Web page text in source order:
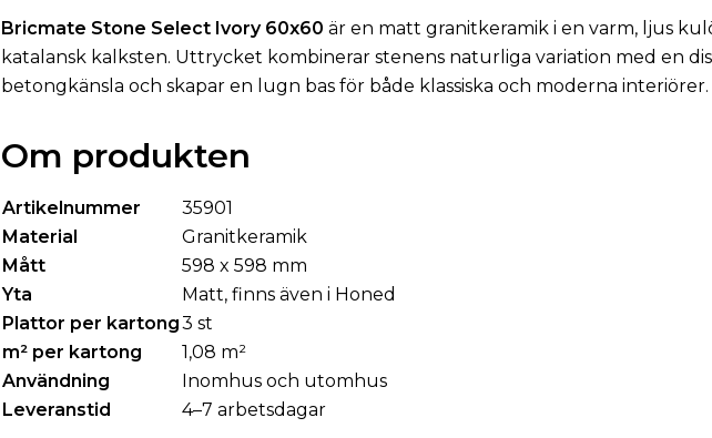
Bricmate Stone Select Ivory 60x60 är en matt granitkeramik i en varm, ljus
katalansk kalksten. Uttrycket kombinerar stenens naturliga variation med en
betongkänsla och skapar en lugn bas för både klassiska och moderna interiörer.
Om produkten
Artikelnummer
35901
Material
Granitkeramik
Mått
598 x 598 mm
Yta
Matt, finns även i Honed
Plattor per kartong3 st
m² per kartong
1,08 m²
Användning
Inomhus och utomhus
Leveranstid
4–7 arbetsdagar